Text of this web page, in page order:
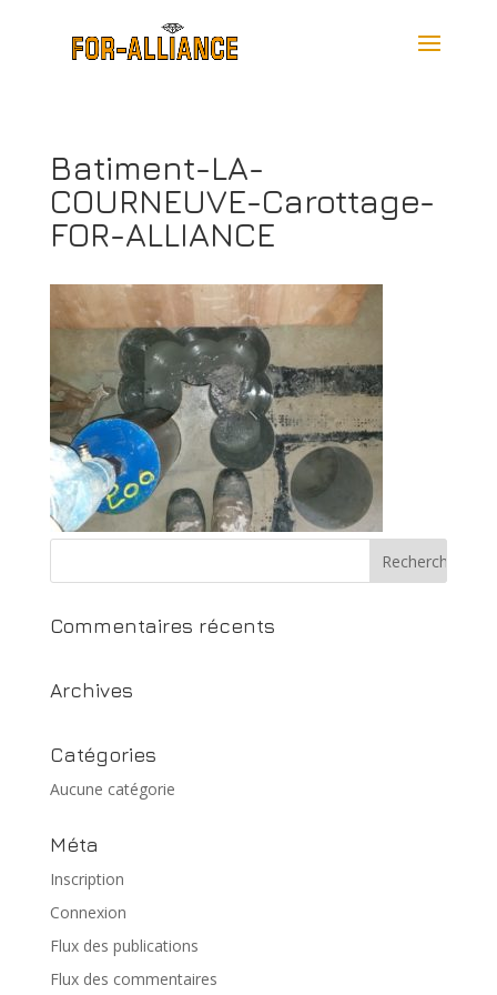
Batiment-LA-
COURNEUVE-Carottage-
FOR-ALLIANCE
Commentaires récents
Archives
Catégories
Aucune catégorie
Méta
Inscription
Connexion
Flux des publications
Flux des commentaires